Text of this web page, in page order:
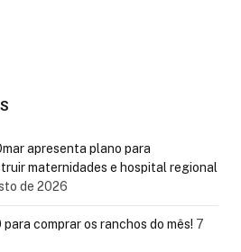
apresenta plano para
maternidades e hospital regional
de 2026
para comprar os ranchos do mês! 7